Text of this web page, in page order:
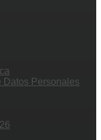
Datos Personales